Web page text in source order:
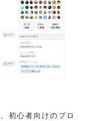
初心者向けのプロ